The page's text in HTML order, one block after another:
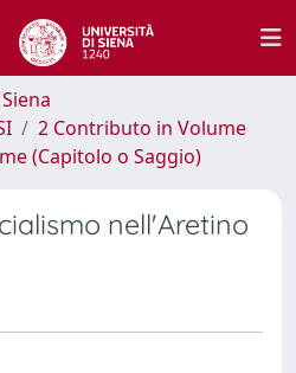
2 Contributo in Volume
(Capitolo o Saggio)
nell'Aretino